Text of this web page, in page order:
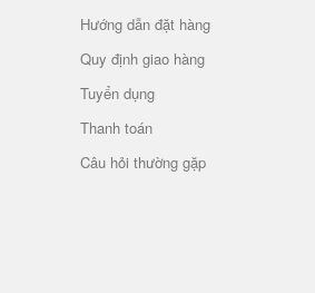
Hướng dẫn đặt hàng
Quy định giao hàng
Tuyển dụng
Thanh toán
Câu hỏi thường gặp